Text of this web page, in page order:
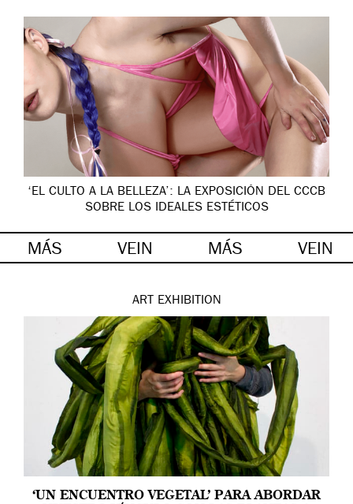
‘EL CULTO A LA BELLEZA’: LA EXPOSICIÓN DEL CCCB
SOBRE LOS IDEALES ESTÉTICOS
MÁS VEIN MÁS VEIN
ART EXHIBITION
‘UN ENCUENTRO VEGETAL’ PARA ABORDAR